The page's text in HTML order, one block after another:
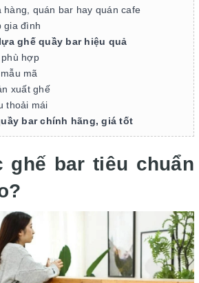
hàng, quán bar hay quán cafe
gia đình
ghế quầy bar hiệu quả
hợp
mã
xuất ghế
thoải mái
bar chính hãng, giá tốt
ghế bar tiêu chuẩn